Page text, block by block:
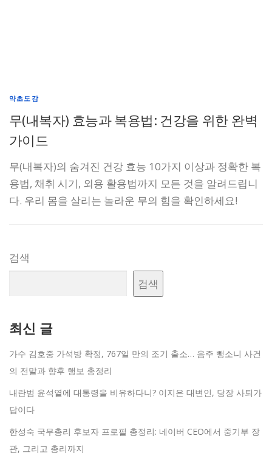
약초도감
무(내복자) 효능과 복용법: 건강을 위한 완벽
가이드
무(내복자)의 숨겨진 건강 효능 10가지 이상과 정확한 복
용법, 채취 시기, 외용 활용법까지 모든 것을 알려드립니
다. 우리 몸을 살리는 놀라운 무의 힘을 확인하세요!
검색
검색
최신 글
가수 김호중 가석방 확정, 767일 만의 조기 출소… 음주 뺑소니 사건
의 전말과 향후 행보 총정리
내란범 윤석열에 대통령을 비유하다니? 이지은 대변인, 당장 사퇴가
답이다
한성숙 국무총리 후보자 프로필 총정리: 네이버 CEO에서 중기부 장
관, 그리고 총리까지